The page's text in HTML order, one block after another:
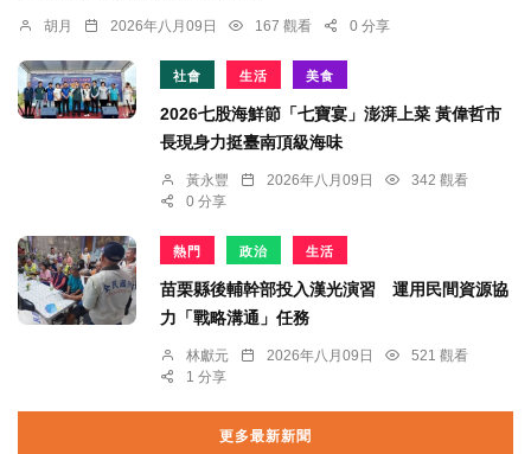
胡月 2026年八月09日 167 觀看 0 分享
社會 生活 美食
2026七股海鮮節「七寶宴」澎湃上菜 黃偉哲市
長現身力挺臺南頂級海味
黃永豐 2026年八月09日
342 觀看
0 分享
熱門 政治 生活
苗栗縣後輔幹部投入漢光演習 運用民間資源協
力「戰略溝通」任務
林獻元 2026年八月09日
521 觀看
1 分享
更多最新新聞